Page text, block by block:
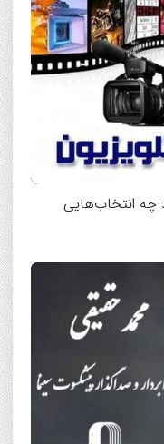
چه انتخاب‌هایی